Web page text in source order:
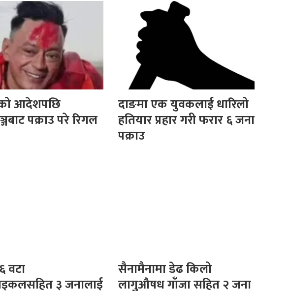
आदेशपछि
पक्राउ परे रिगल
दाङमा एक युवकलाई धारिलो
हतियार प्रहार गरी फरार ६ जना
पक्राउ
वटा
३ जनालाई
सैनामैनामा डेढ किलो
लागुऔषध गाँजा सहित २ जना